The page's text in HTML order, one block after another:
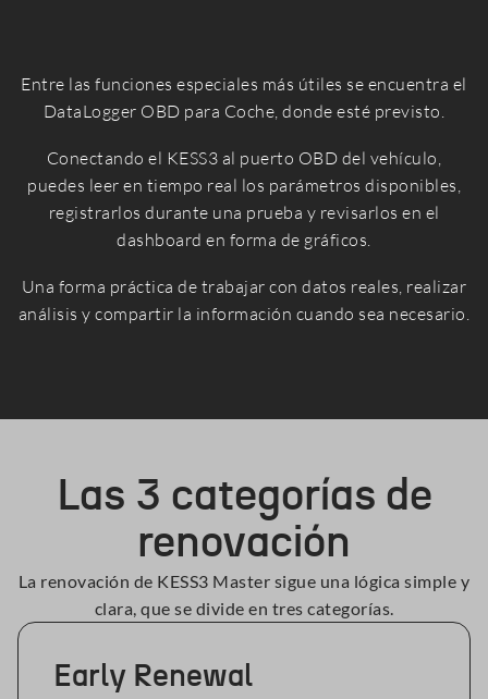
Entre las funciones especiales más útiles se encuentra el
DataLogger OBD para Coche, donde esté previsto.
Conectando el KESS3 al puerto OBD del vehículo,
puedes leer en tiempo real los parámetros disponibles,
registrarlos durante una prueba y revisarlos en el
dashboard en forma de gráficos.
Una forma práctica de trabajar con datos reales, realizar
análisis y compartir la información cuando sea necesario.
Las 3 categorías de
renovación
La renovación de KESS3 Master sigue una lógica simple y
clara, que se divide en tres categorías.
Early Renewal